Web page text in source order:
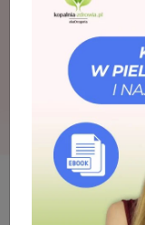
Kosmetyki
Odżywka do